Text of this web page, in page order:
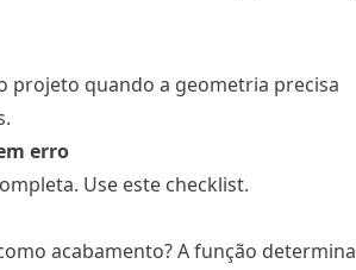
projeto quando a geometria precisa
erro
Use este checklist.
acabamento? A função determina